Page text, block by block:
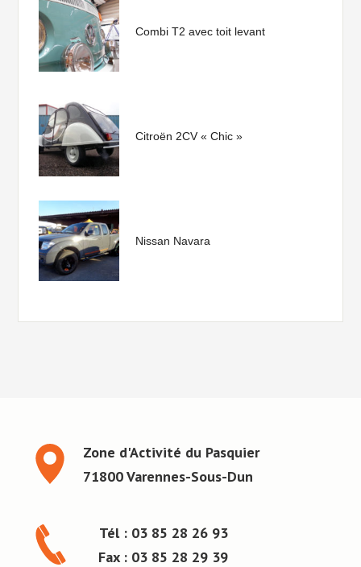
Combi T2 avec toit levant
Citroën 2CV « Chic »
Nissan Navara
Zone d'Activité du Pasquier
71800 Varennes-Sous-Dun
Tél : 03 85 28 26 93
Fax : 03 85 28 29 39